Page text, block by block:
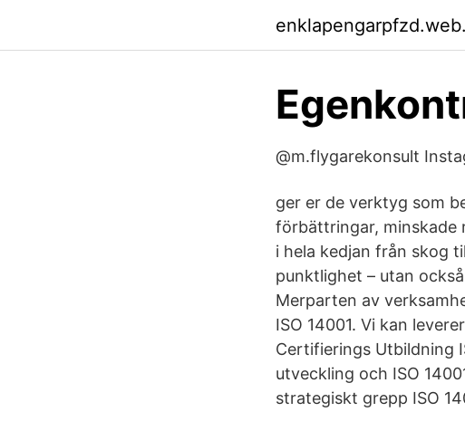
@m.flygarekonsult
ger er de verktyg som
förbättringar, minskade
i hela kedjan från skog
punktlighet – utan
Merparten av
ISO 14001. Vi kan
Certifierings Utbildning
utveckling och ISO
strategiskt grepp ISO